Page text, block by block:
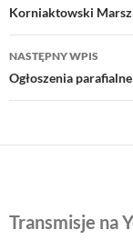
wpisu
Korniaktowski
NASTĘPNY WPIS
Ogłoszenia
Transmisje na